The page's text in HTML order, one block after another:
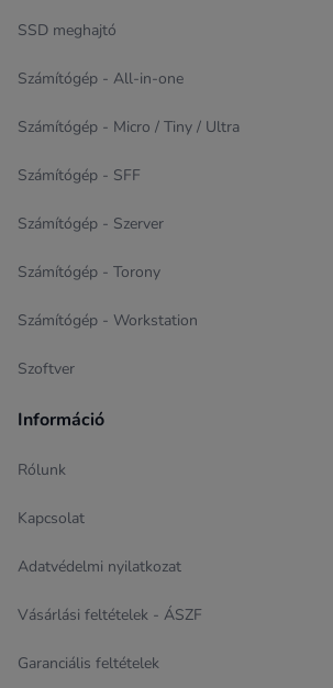
SSD meghajtó
Számítógép - All-in-one
Számítógép - Micro / Tiny / Ultra
Számítógép - SFF
Számítógép - Szerver
Számítógép - Torony
Számítógép - Workstation
Szoftver
Információ
Rólunk
Kapcsolat
Adatvédelmi nyilatkozat
Vásárlási feltételek - ÁSZF
Garanciális feltételek